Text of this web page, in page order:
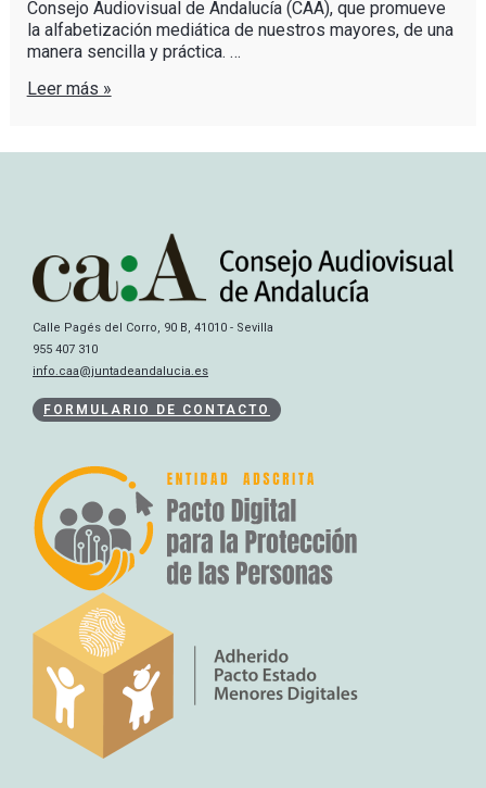
Consejo Audiovisual de Andalucía (CAA), que promueve
la alfabetización mediática de nuestros mayores, de una
manera sencilla y práctica. …
Leer más »
Calle Pagés del Corro, 90 B, 41010 - Sevilla
955 407 310
info.caa@juntadeandalucia.es
FORMULARIO DE CONTACTO